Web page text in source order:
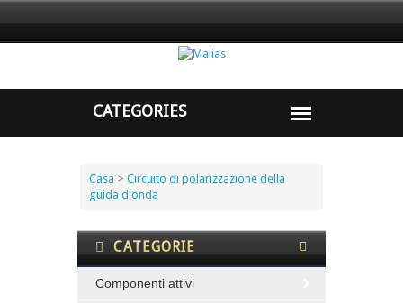
Casa > Circuito di polarizzazione della
guida d'onda
CATEGORIE
Componenti attivi